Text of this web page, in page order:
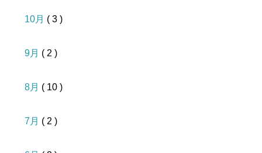
10月 ( 3 )
9月 ( 2 )
8月 ( 10 )
7月 ( 2 )